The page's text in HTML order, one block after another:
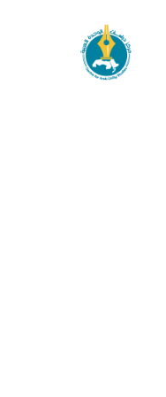
فيدراسات